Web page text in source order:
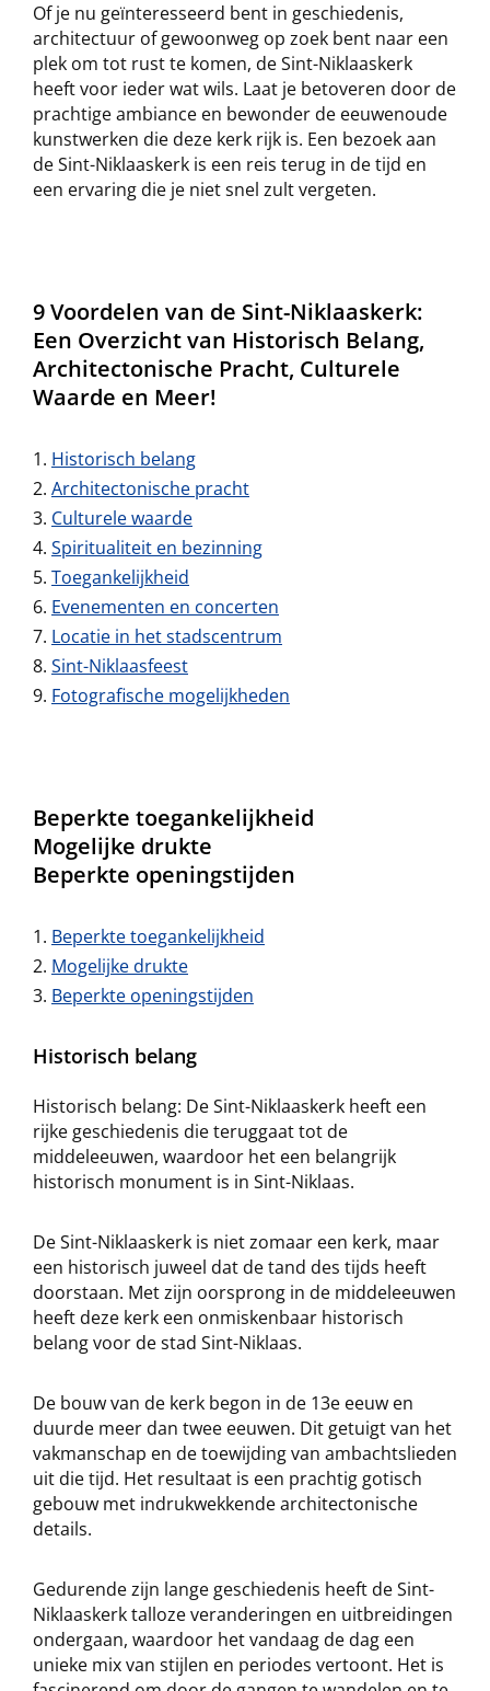
Of je nu geïnteresseerd bent in geschiedenis,
architectuur of gewoonweg op zoek bent naar een
plek om tot rust te komen, de Sint-Niklaaskerk
heeft voor ieder wat wils. Laat je betoveren door de
prachtige ambiance en bewonder de eeuwenoude
kunstwerken die deze kerk rijk is. Een bezoek aan
de Sint-Niklaaskerk is een reis terug in de tijd en
een ervaring die je niet snel zult vergeten.
9 Voordelen van de Sint-Niklaaskerk:
Een Overzicht van Historisch Belang,
Architectonische Pracht, Culturele
Waarde en Meer!
Historisch belang
Architectonische pracht
Culturele waarde
Spiritualiteit en bezinning
Toegankelijkheid
Evenementen en concerten
Locatie in het stadscentrum
Sint-Niklaasfeest
Fotografische mogelijkheden
Beperkte toegankelijkheid
Mogelijke drukte
Beperkte openingstijden
Beperkte toegankelijkheid
Mogelijke drukte
Beperkte openingstijden
Historisch belang
Historisch belang: De Sint-Niklaaskerk heeft een
rijke geschiedenis die teruggaat tot de
middeleeuwen, waardoor het een belangrijk
historisch monument is in Sint-Niklaas.
De Sint-Niklaaskerk is niet zomaar een kerk, maar
een historisch juweel dat de tand des tijds heeft
doorstaan. Met zijn oorsprong in de middeleeuwen
heeft deze kerk een onmiskenbaar historisch
belang voor de stad Sint-Niklaas.
De bouw van de kerk begon in de 13e eeuw en
duurde meer dan twee eeuwen. Dit getuigt van het
vakmanschap en de toewijding van ambachtslieden
uit die tijd. Het resultaat is een prachtig gotisch
gebouw met indrukwekkende architectonische
details.
Gedurende zijn lange geschiedenis heeft de Sint-
Niklaaskerk talloze veranderingen en uitbreidingen
ondergaan, waardoor het vandaag de dag een
unieke mix van stijlen en periodes vertoont. Het is